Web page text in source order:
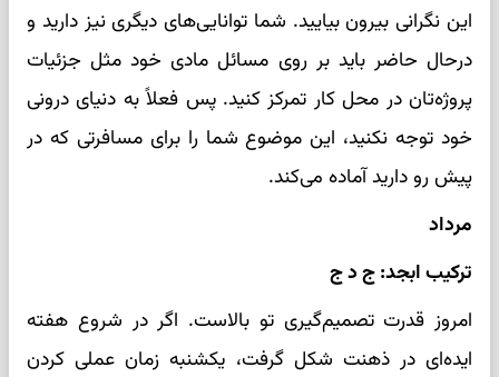
این نگرانی بیرون بیایید. شما توانایی‌های دیگری نیز دارید و
درحال حاضر باید بر روی مسائل مادی خود مثل جزئیات
پروژه‌تان در محل کار تمرکز کنید. پس فعلاً به دنیای درونی
خود توجه نکنید، این موضوع شما را برای مسافرتی که در
پیش رو دارید آماده می‌کند.
مرداد
ترکیب ابجد: ج د ج
امروز قدرت تصمیم‌گیری تو بالاست. اگر در شروع هفته
ایده‌ای در ذهنت شکل گرفت، یکشنبه زمان عملی کردن